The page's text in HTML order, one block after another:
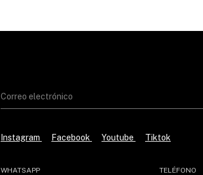
Instagram Facebook Youtube Tiktok
WHATSAPP TELÉFONO